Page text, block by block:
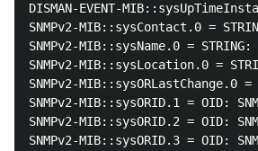
DISMAN-EVENT-
SNMPv2-MIB::sysContact.0 =
SNMPv2-MIB::sysName.0 =
SNMPv2-MIB::sysLocation.0 =
SNMPv2-
SNMPv2-MIB::sysORID.1 = OID:
SNMPv2-MIB::sysORID.2 = OID:
SNMPv2-MIB::sysORID.3 = OID: